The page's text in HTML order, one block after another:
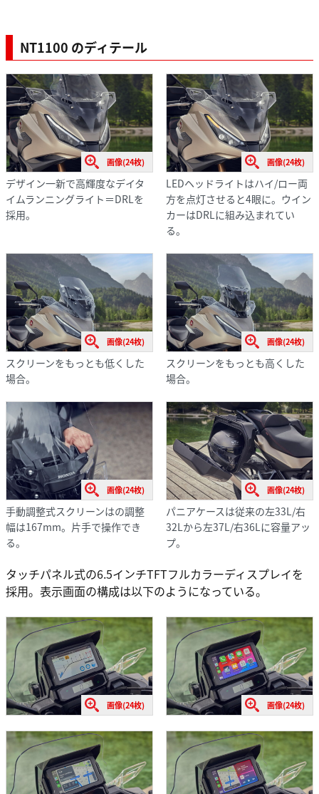
NT1100 のディテール
画像(24枚)
デザイン一新で高輝度なデイタ
イムランニングライト＝DRLを
採用。
画像(24枚)
LEDヘッドライトはハイ/ロー両
方を点灯させると4眼に。ウイン
カーはDRLに組み込まれてい
る。
画像(24枚)
スクリーンをもっとも低くした
場合。
画像(24枚)
スクリーンをもっとも高くした
場合。
画像(24枚)
手動調整式スクリーンはの調整
幅は167mm。片手で操作でき
る。
画像(24枚)
パニアケースは従来の左33L/右
32Lから左37L/右36Lに容量アッ
プ。
タッチパネル式の6.5インチTFTフルカラーディスプレイを
採用。表示画面の構成は以下のようになっている。
画像(24枚) 画像(24枚)